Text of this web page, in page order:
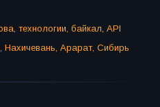
, технологии, байкал, API
, Нахичевань, Арарат, Сибирь